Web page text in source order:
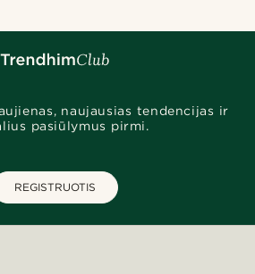
naujausias tendencijas ir
pasiūlymus pirmi.
REGISTRUOTIS